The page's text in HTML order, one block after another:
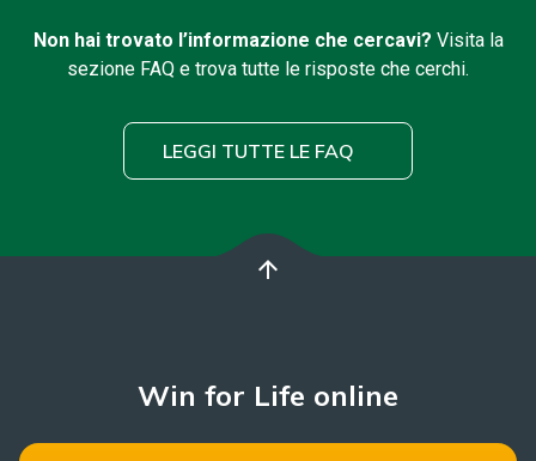
Non hai trovato l’informazione che cercavi? Visita la
sezione FAQ e trova tutte le risposte che cerchi.
LEGGI TUTTE LE FAQ
arrow_upward
Win for Life online